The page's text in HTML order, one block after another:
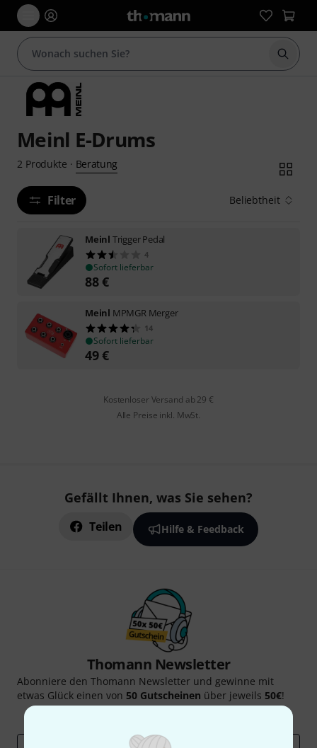
Suche
Meinl E-Drums
2 Produkte · Beratung
Filter Beliebtheit
Meinl Trigger Pedal
4
Sofort lieferbar
88€
Meinl MPMGR Merger
14
Sofort lieferbar
49€
Kostenloser Versand ab 29 €
Alle Preise inkl. MwSt.
Gefällt Ihnen, was Sie sehen?
Teilen Hilfe & Feedback
Thomann Newsletter
Abonniere den Thomann Newsletter und gewinne mit
etwas Glück einen von 50 Gutscheinen über jeweils 50€!
Thomann Insights